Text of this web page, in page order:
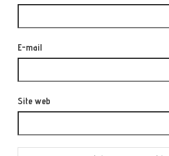
E-mail
Site web